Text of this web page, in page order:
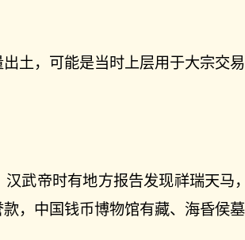
土，可能是当时上层用于大宗交
武帝时有地方报告发现祥瑞天马
，中国钱币博物馆有藏、海昏侯